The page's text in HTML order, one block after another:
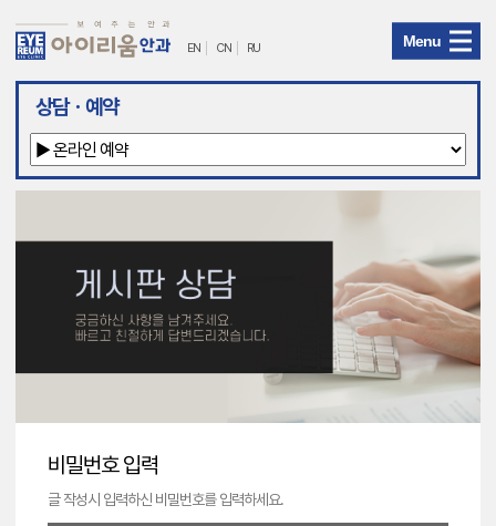
아
리
안
과
EN CN RU Menu
상담ㆍ예약
비밀번호 입력
글 작성시 입력하신 비밀번호를 입력하세요.